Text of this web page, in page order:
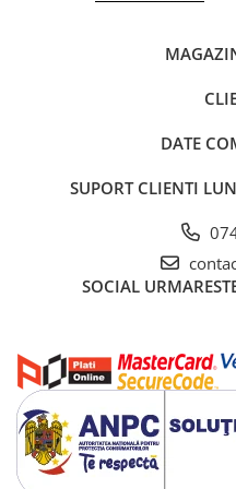
Cumpără acum și bucură-te
DATE
SUPORT CLIENTI
SOCIAL